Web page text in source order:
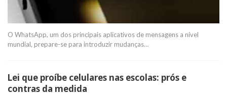
O WhatsApp, um dos principais aplicativos de mensagens a nível
mundial, prepare-se para introduzir mudanças…
Lei que proíbe celulares nas escolas: prós e
contras da medida